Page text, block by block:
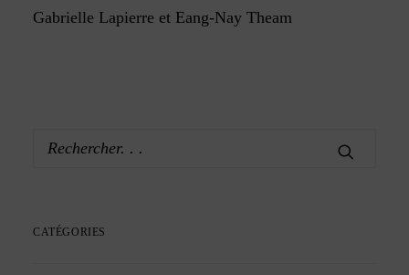
Gabrielle Lapierre et Eang-Nay Theam
CATÉGORIES